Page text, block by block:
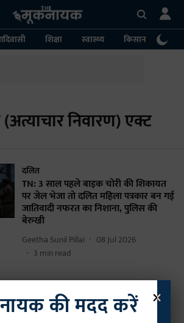
शिक्षा स्वास्थ्य किसान
निवारण) एक्ट
दलित
TN: 3 साल पहले बाइक चोरी की शिकायत
पर जेल भेजा तो दलित महिला पत्रकार बन गई
जातिवादी नफरत का निशाना, पुलिस की
बेरुखी
Geetha Sunil Pillai
08 Jul 2026
3 min read
×
की मदद करें